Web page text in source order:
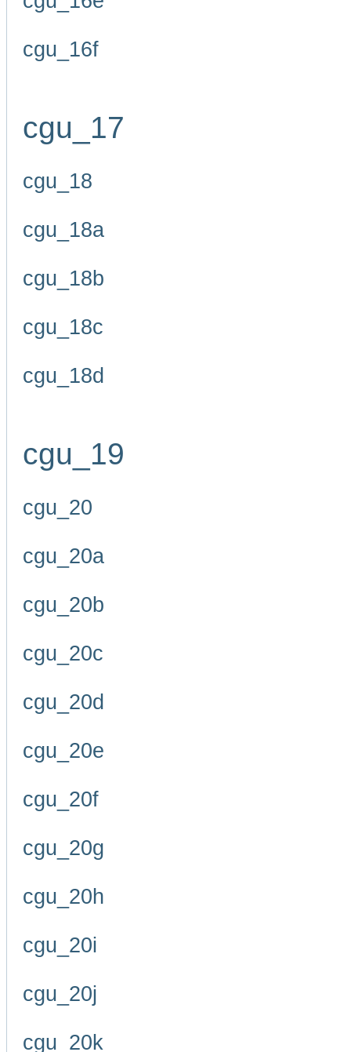
cgu_16f
cgu_17
cgu_18
cgu_18a
cgu_18b
cgu_18c
cgu_18d
cgu_19
cgu_20
cgu_20a
cgu_20b
cgu_20c
cgu_20d
cgu_20e
cgu_20f
cgu_20g
cgu_20h
cgu_20i
cgu_20j
cgu_20k